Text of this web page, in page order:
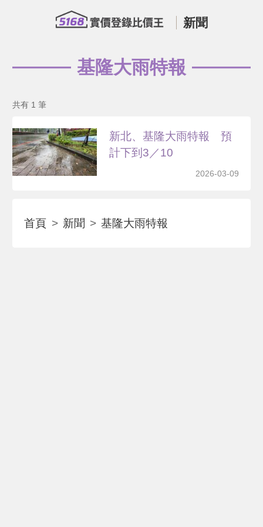
新聞
基隆大雨特報
共有 1 筆
新北、基隆大雨特報 預
計下到3／10
2026-03-09
首頁 新聞 基隆大雨特報